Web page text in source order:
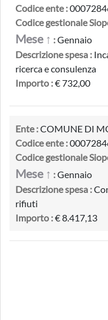
Codice ente :
Codice gestionale
Mese ↑ :Gennaio
Descrizione spesa :
ricerca e consulenza
Importo :€ 732,00
Ente :COMUNE DI
Codice ente :
Codice gestionale
Mese ↑ :Gennaio
Descrizione spesa :
rifiuti
Importo :€ 8.417,13